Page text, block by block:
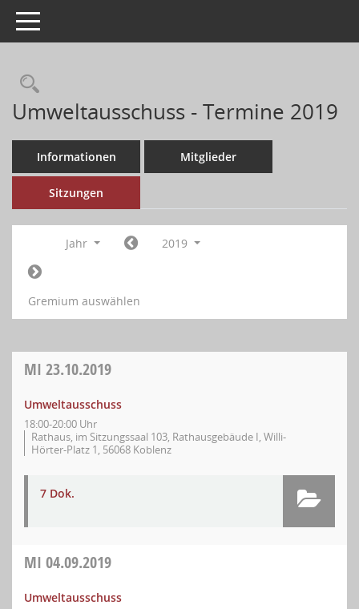
Toggle navigation
Umweltausschuss - Termine 2019
Informationen Mitglieder
Sitzungen
Jahr 2019
Gremium auswählen
MI 23.10.2019
Umweltausschuss
18:00-20:00 Uhr
Rathaus, im Sitzungssaal 103, Rathausgebäude I, Willi-
Hörter-Platz 1, 56068 Koblenz
7 Dok.
MI 04.09.2019
Umweltausschuss